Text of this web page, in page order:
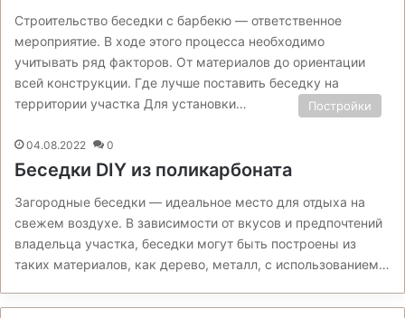
Строительство беседки с барбекю — ответственное
мероприятие. В ходе этого процесса необходимо
учитывать ряд факторов. От материалов до ориентации
всей конструкции. Где лучше поставить беседку на
территории участка Для установки…
Постройки
04.08.2022 0
Беседки DIY из поликарбоната
Загородные беседки — идеальное место для отдыха на
свежем воздухе. В зависимости от вкусов и предпочтений
владельца участка, беседки могут быть построены из
таких материалов, как дерево, металл, с использованием…